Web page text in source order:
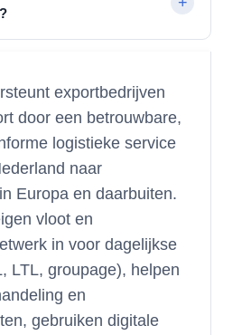
exportbedrijven
door een betrouwbare,
logistieke service
naar
Europa en daarbuiten.
vloot en
in voor dagelijkse
LTL, groupage), helpen
en
gebruiken digitale